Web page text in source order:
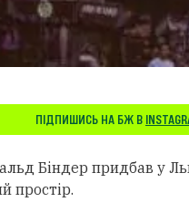
ПІДПИШИСЬ НА БЖ В
Біндер придбав у
простір.